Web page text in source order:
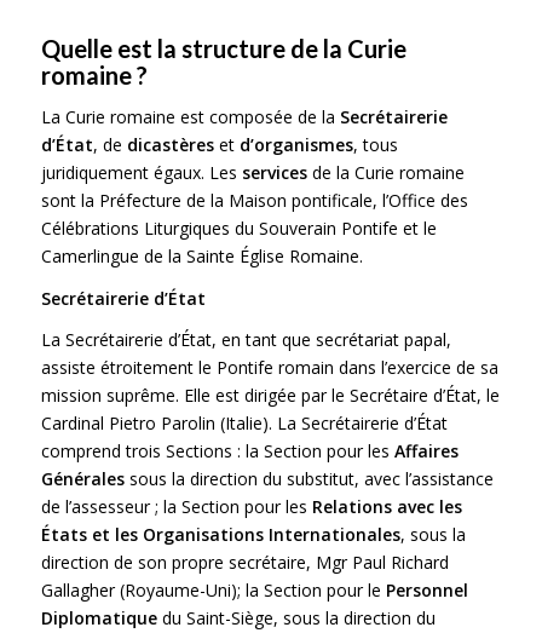
Quelle est la structure de la Curie
romaine?
La Curie romaine est composée de la Secrétairerie
d’État, de dicastèreset d’organismes, tous
juridiquement égaux. Les servicesde la Curie romaine
sont la Préfecture de la Maison pontificale, l’Office des
Célébrations Liturgiques du Souverain Pontife et le
Camerlingue de la Sainte Église Romaine.
Secrétairerie d’État
La Secrétairerie d’État, en tant que secrétariat papal,
assiste étroitement le Pontife romain dans l’exercice de sa
mission suprême. Elle est dirigée par le Secrétaire d’État, le
Cardinal Pietro Parolin (Italie). La Secrétairerie d’État
comprend trois Sections : la Section pour les Affaires
Générales sous la direction du substitut, avec l’assistance
de l’assesseur ; la Section pour les Relations avec les
États et les Organisations Internationales, sous la
direction de son propre secrétaire, Mgr Paul Richard
Gallagher (Royaume-Uni); la Section pour le Personnel
Diplomatiquedu Saint-Siège, sous la direction du